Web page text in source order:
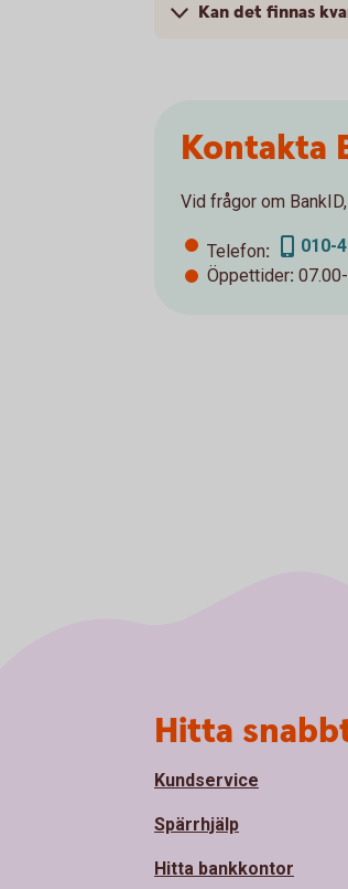
Kan det finnas
Kontakta
Vid frågor om
Telefon:
010-
Öppettider:
Hitta
Kundservice
Spärrhjälp
Hitta bankkontor